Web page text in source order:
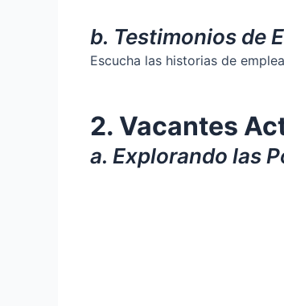
b. Testimonios de
Escucha las historias de
2. Vacantes
a. Explorando las